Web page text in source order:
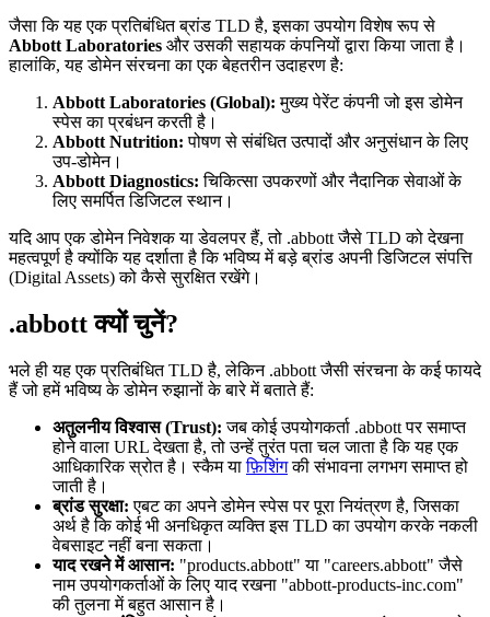
जैसा कि यह एक प्रतिबंधित ब्रांड TLD है, इसका उपयोग विशेष रूप से
Abbott Laboratories और उसकी सहायक कंपनियों द्वारा किया जाता है।
हालांकि, यह डोमेन संरचना का एक बेहतरीन उदाहरण है:
Abbott Laboratories (Global): मुख्य पेरेंट कंपनी जो इस डोमेन
स्पेस का प्रबंधन करती है।
Abbott Nutrition: पोषण से संबंधित उत्पादों और अनुसंधान के लिए
उप-डोमेन।
Abbott Diagnostics: चिकित्सा उपकरणों और नैदानिक सेवाओं के
लिए समर्पित डिजिटल स्थान।
यदि आप एक डोमेन निवेशक या डेवलपर हैं, तो .abbott जैसे TLD को देखना
महत्वपूर्ण है क्योंकि यह दर्शाता है कि भविष्य में बड़े ब्रांड अपनी डिजिटल संपत्ति
(Digital Assets) को कैसे सुरक्षित रखेंगे।
.abbott क्यों चुनें?
भले ही यह एक प्रतिबंधित TLD है, लेकिन .abbott जैसी संरचना के कई फायदे
हैं जो हमें भविष्य के डोमेन रुझानों के बारे में बताते हैं:
अतुलनीय विश्वास (Trust): जब कोई उपयोगकर्ता .abbott पर समाप्त
होने वाला URL देखता है, तो उन्हें तुरंत पता चल जाता है कि यह एक
आधिकारिक स्रोत है। स्कैम याफ़िशिंगकी संभावना लगभग समाप्त हो
जाती है।
ब्रांड सुरक्षा: एबट का अपने डोमेन स्पेस पर पूरा नियंत्रण है, जिसका
अर्थ है कि कोई भी अनधिकृत व्यक्ति इस TLD का उपयोग करके नकली
वेबसाइट नहीं बना सकता।
याद रखने में आसान: "products.abbott" या "careers.abbott" जैसे
नाम उपयोगकर्ताओं के लिए याद रखना "abbott-products-inc.com"
की तुलना में बहुत आसान है।